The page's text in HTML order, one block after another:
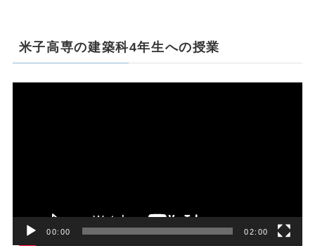
米子高専の建築科4年生への授業
00:00 02:00